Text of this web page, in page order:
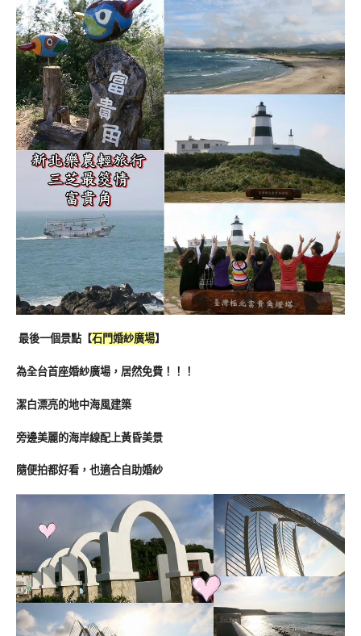
最後一個景點【石門婚紗廣場】
為全台首座婚紗廣場，居然免費！！！
潔白漂亮的地中海風建築
旁邊美麗的海岸線配上黃昏美景
隨便拍都好看，也適合自助婚紗